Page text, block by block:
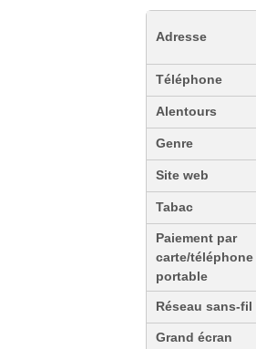
Adresse
Téléphone
Alentours
Genre
Site web
Tabac
Paiement par
carte/téléphone
portable
Réseau sans-fil
Grand écran